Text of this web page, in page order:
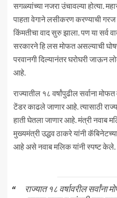
सगळ्यांच्या नजरा उंचावल्या होत्या.
पाहता वेगाने लसीकरण करण्याची गरज
किंमतीचा वाद सुरु झाला. पण या सर्व
सरकारने हि लस मोफत असल्याची
परवानगी दिल्यानंतर घरोघरी जाऊन
आहे.
राज्यातील १८ वर्षांपुढील सर्वाना
टेंडर काढले जाणार आहे. त्यासाठी
हाती घेतला जाणार आहे. मंत्री नवाब
मुख्यमंत्री उद्धव ठाकरे यांनी
आहे असे नवाब मलिक यांनी स्पष्ट केले.
राज्यात १८ वर्षावरील